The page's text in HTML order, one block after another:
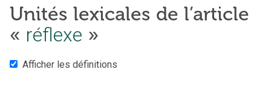
Unités lexicales de l’article
« réflexe »
Afficher les définitions